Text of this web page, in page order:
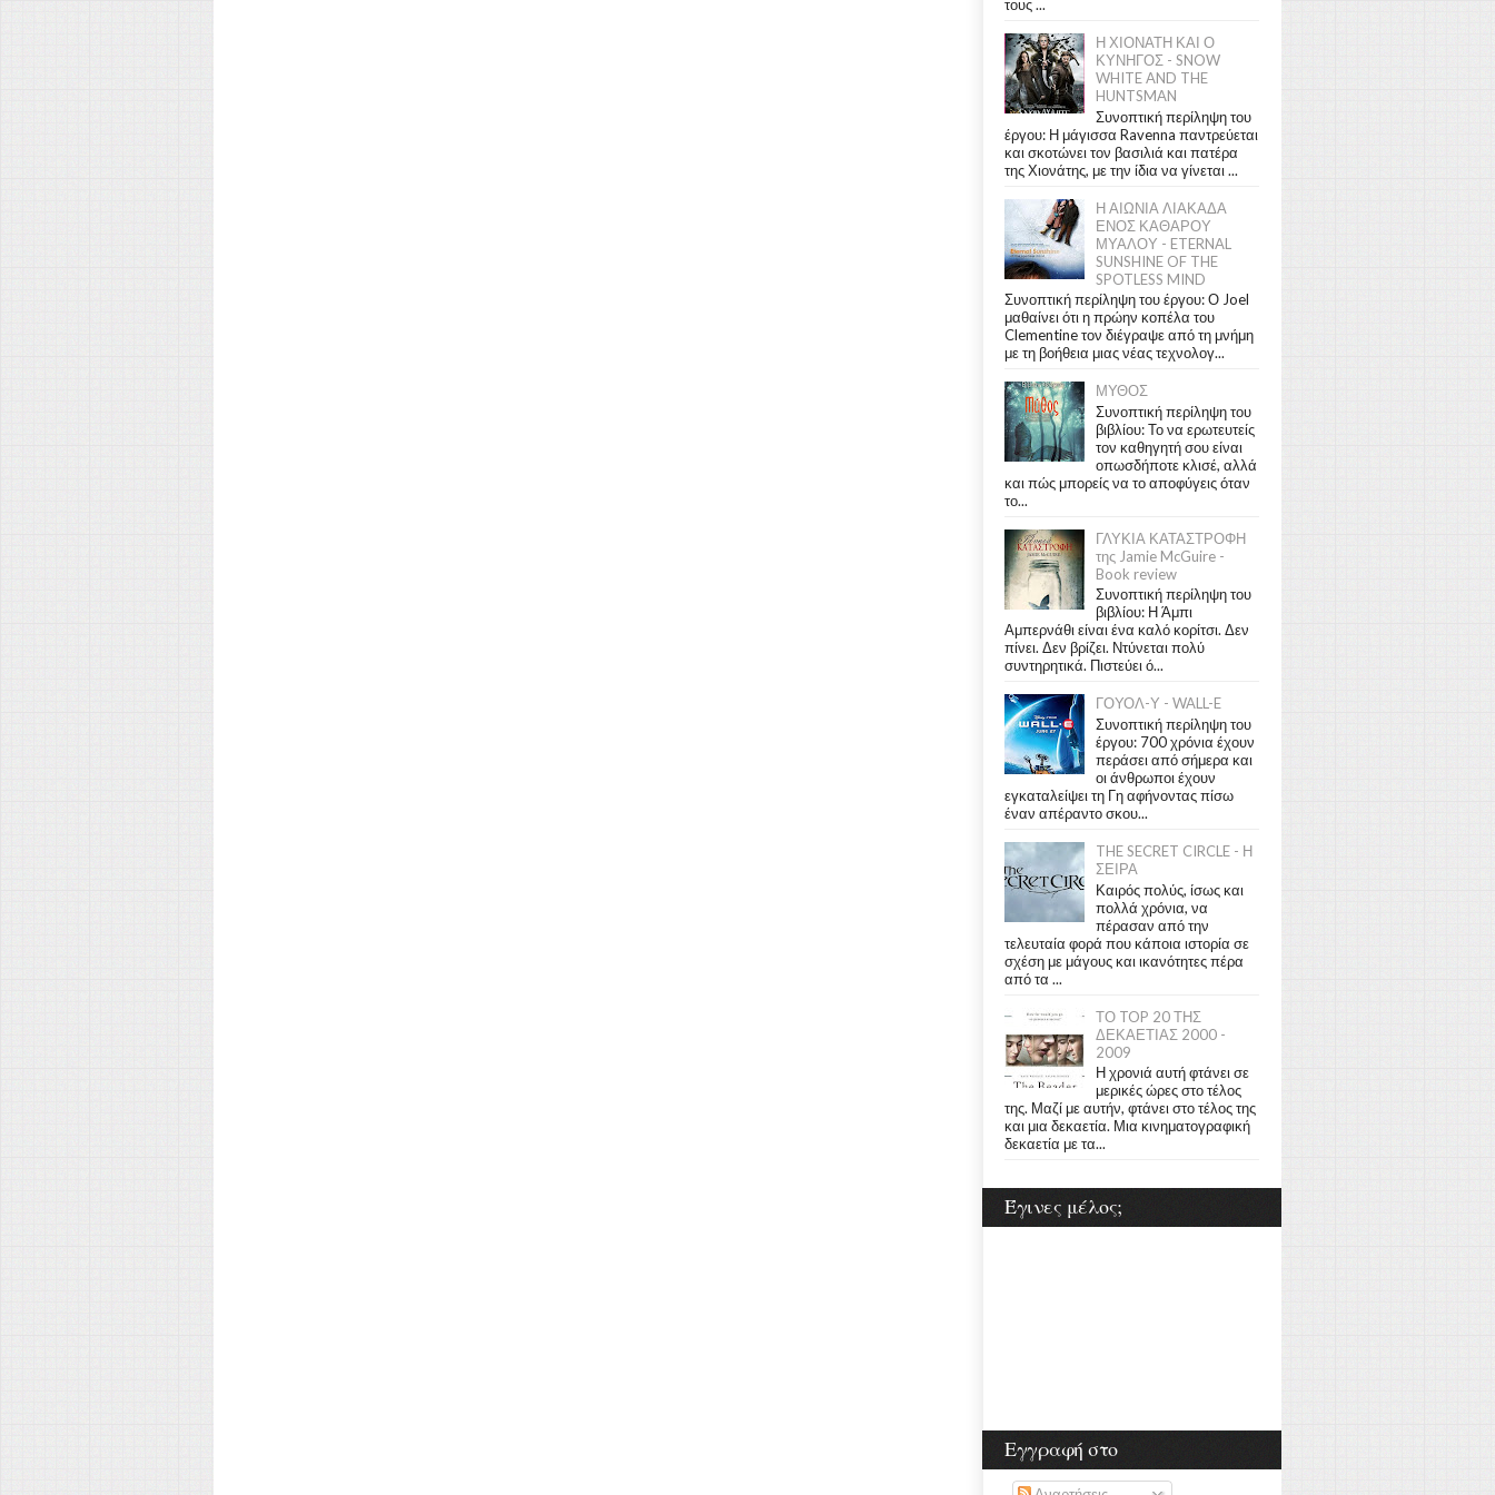
τους ...
Η ΧΙΟΝΑΤΗ ΚΑΙ Ο
ΚΥΝΗΓΟΣ - SNOW
WHITE AND THE
HUNTSMAN
Συνοπτική περίληψη του
έργου: Η μάγισσα Ravenna παντρεύεται
και σκοτώνει τον βασιλιά και πατέρα
της Χιονάτης, με την ίδια να γίνεται ...
Η ΑΙΩΝΙΑ ΛΙΑΚΑΔΑ
ΕΝΟΣ ΚΑΘΑΡΟΥ
ΜΥΑΛΟΥ - ETERNAL
SUNSHINE OF THE
SPOTLESS MIND
Συνοπτική περίληψη του έργου: Ο Joel
μαθαίνει ότι η πρώην κοπέλα του
Clementine τον διέγραψε από τη μνήμη
με τη βοήθεια μιας νέας τεχνολογ...
ΜΥΘΟΣ
Συνοπτική περίληψη του
βιβλίου: Το να ερωτευτείς
τον καθηγητή σου είναι
οπωσδήποτε κλισέ, αλλά
και πώς μπορείς να το αποφύγεις όταν
το...
ΓΛΥΚΙΑ ΚΑΤΑΣΤΡΟΦΗ
της Jamie McGuire -
Book review
Συνοπτική περίληψη του
βιβλίου: Η Άμπι
Αμπερνάθι είναι ένα καλό κορίτσι. Δεν
πίνει. Δεν βρίζει. Ντύνεται πολύ
συντηρητικά. Πιστεύει ό...
ΓΟΥΟΛ-Υ - WALL-E
Συνοπτική περίληψη του
έργου: 700 χρόνια έχουν
περάσει από σήμερα και
οι άνθρωποι έχουν
εγκαταλείψει τη Γη αφήνοντας πίσω
έναν απέραντο σκου...
THE SECRET CIRCLE - Η
ΣΕΙΡΑ
Καιρός πολύς, ίσως και
πολλά χρόνια, να
πέρασαν από την
τελευταία φορά που κάποια ιστορία σε
σχέση με μάγους και ικανότητες πέρα
από τα ...
ΤΟ TOP 20 ΤΗΣ
ΔΕΚΑΕΤΙΑΣ 2000 -
2009
Η χρονιά αυτή φτάνει σε
μερικές ώρες στο τέλος
της. Μαζί με αυτήν, φτάνει στο τέλος της
και μια δεκαετία. Μια κινηματογραφική
δεκαετία με τα...
Έγινες μέλος;
Εγγραφή στο